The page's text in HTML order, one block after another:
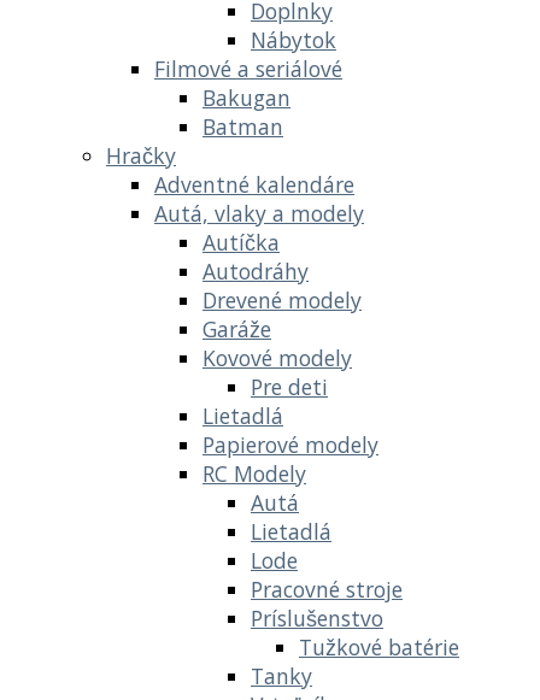
Doplnky
Nábytok
Filmové a seriálové
Bakugan
Batman
Hračky
Adventné kalendáre
Autá, vlaky a modely
Autíčka
Autodráhy
Drevené modely
Garáže
Kovové modely
Pre deti
Lietadlá
Papierové modely
RC Modely
Autá
Lietadlá
Lode
Pracovné stroje
Príslušenstvo
Tužkové batérie
Tanky